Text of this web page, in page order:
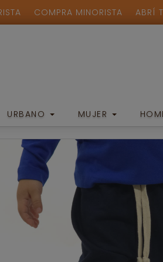
URBANO MUJER
COMPRA MINORISTA ABRÍ
Urbano / Babucha Frisa Con Puños Zora